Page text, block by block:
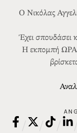
Ο Νικόλας
Έχει σπουδάσει
Η εκπομπή ΩΡΑ